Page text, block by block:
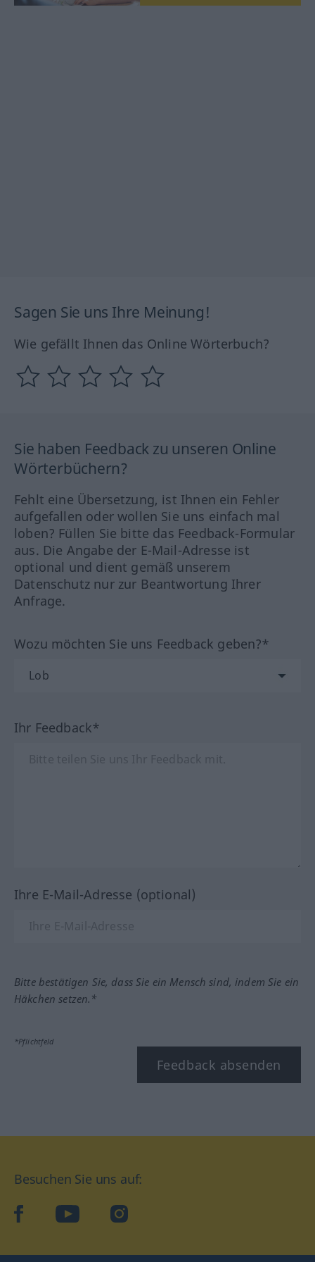
Sagen Sie uns Ihre Meinung!
Wie gefällt Ihnen das Online Wörterbuch?
Sie haben Feedback zu unseren Online
Wörterbüchern?
Fehlt eine Übersetzung, ist Ihnen ein Fehler
aufgefallen oder wollen Sie uns einfach mal
loben? Füllen Sie bitte das Feedback-Formular
aus. Die Angabe der E-Mail-Adresse ist
optional und dient gemäß unserem
Datenschutz nur zur Beantwortung Ihrer
Anfrage.
Wozu möchten Sie uns Feedback geben?*
Ihr Feedback*
Ihre E-Mail-Adresse (optional)
Bitte bestätigen Sie, dass Sie ein Mensch sind, indem Sie ein
Häkchen setzen.*
*Pflichtfeld
Feedback absenden
Besuchen Sie uns auf:
facebookYouTube Instagram